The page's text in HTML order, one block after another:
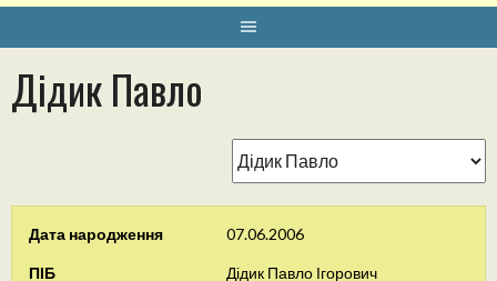
Дідик Павло
Дата народження 07.06.2006
ПІБ Дідик Павло Ігорович